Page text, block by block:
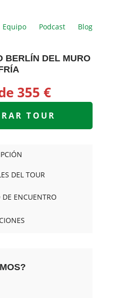
Equipo Podcast Blog
BERLÍN DEL MURO
355 €
TOUR
DEL TOUR
DE ENCUENTRO